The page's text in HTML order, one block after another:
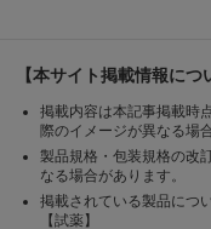
【本サイト掲載情報につ
掲載内容は本記事掲載時
際のイメージが異なる場
製品規格・包装規格の改
なる場合があります。
掲載されている製品につ
【試薬】